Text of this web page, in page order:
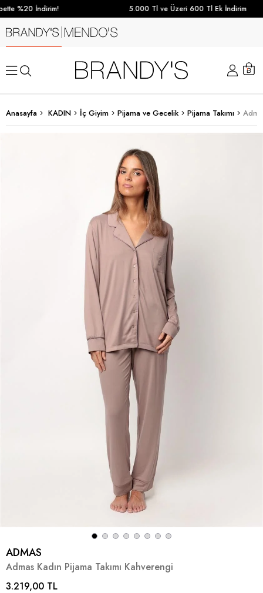
%20 İndirim! 5.000 Tl ve Üzeri 600 Tl Ek İndirim
Anasayfa KADIN İç Giyim Pijama ve Gecelik Pijama Takımı
ADMAS
Admas Kadın Pijama Takımı Kahverengi
3.219,00 TL